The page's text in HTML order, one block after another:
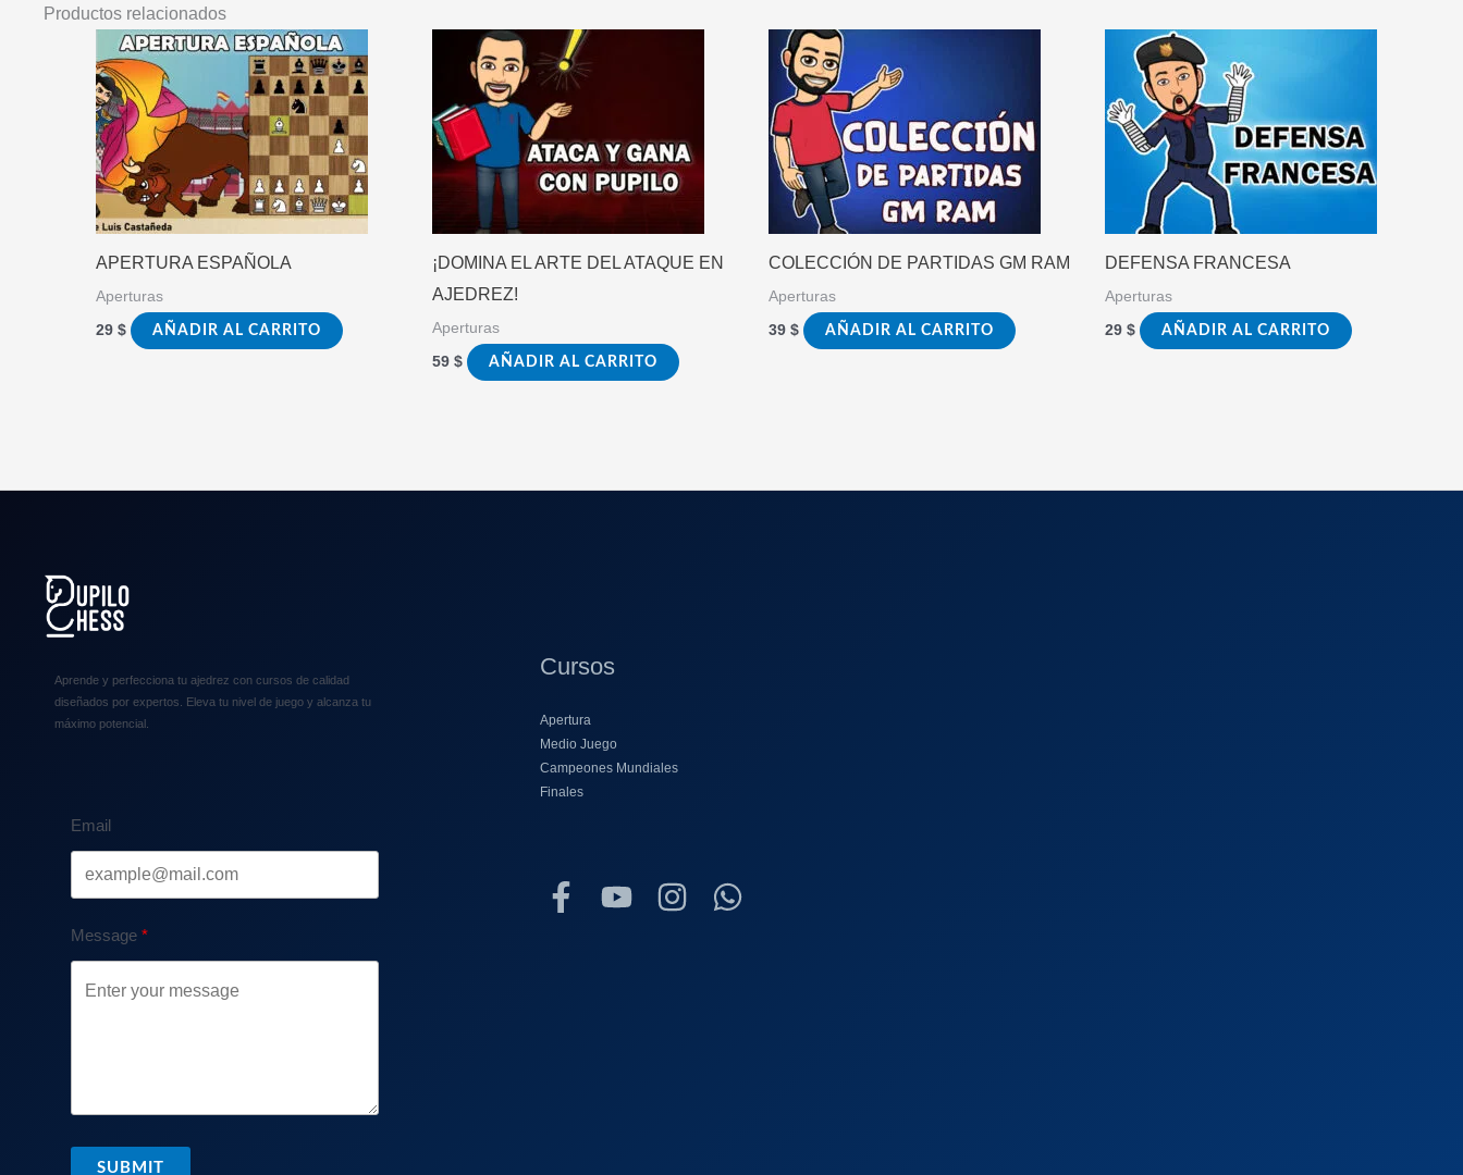
Productos relacionados
APERTURA ESPAÑOLA
Aperturas
29 $ AÑADIR AL CARRITO
¡DOMINA EL ARTE DEL ATAQUE EN
AJEDREZ!
Aperturas
59 $ AÑADIR AL CARRITO
COLECCIÓN DE PARTIDAS GM RAM
Aperturas
39 $ AÑADIR AL CARRITO
DEFENSA FRANCESA
Aperturas
29 $ AÑADIR AL CARRITO
Aprende y perfecciona tu ajedrez con cursos de calidad
diseñados por expertos. Eleva tu nivel de juego y alcanza tu
máximo potencial.
Email
Message
SUBMIT
Cursos
Apertura
Medio Juego
Campeones Mundiales
Finales